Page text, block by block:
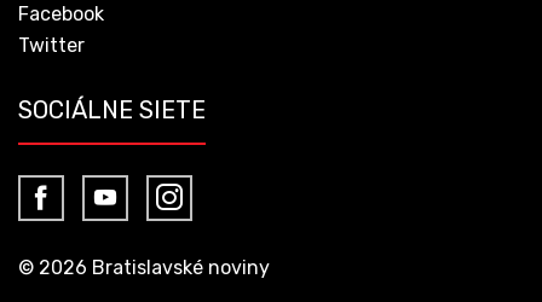
Facebook
Twitter
SOCIÁLNE SIETE
© 2026 Bratislavské noviny